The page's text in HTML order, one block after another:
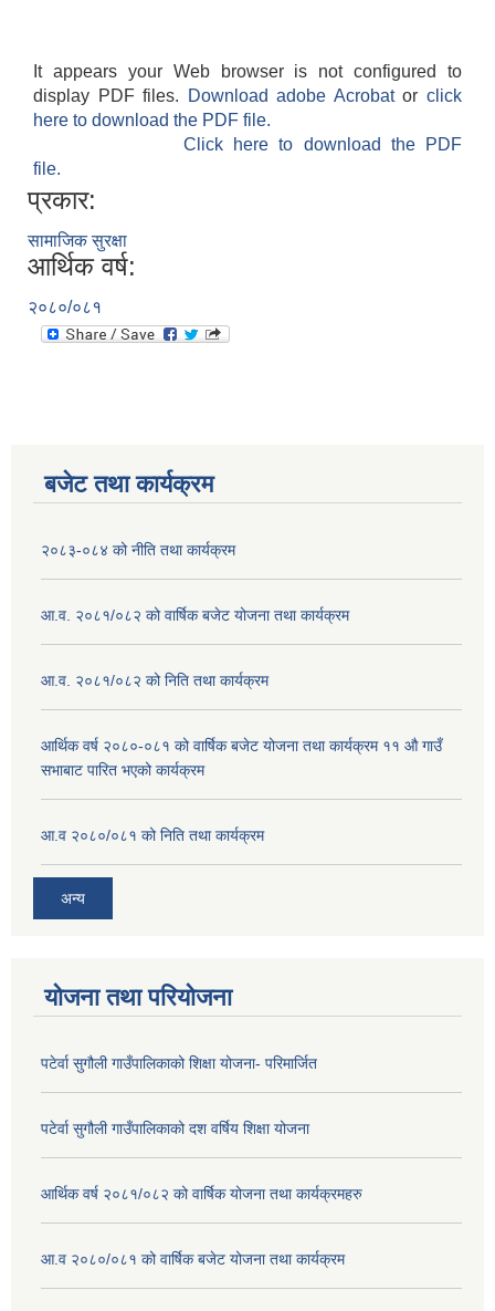
It appears your Web browser is not configured to
display PDF files.
Download adobe Acrobatorclick
here to download the PDF file.
Click here to download the PDF
file.
प्रकार:
सामाजिक सुरक्षा
आर्थिक वर्ष:
२०८०/०८१
बजेट तथा कार्यक्रम
२०८३-०८४ को नीति तथा कार्यक्रम
आ.व. २०८१/०८२ को वार्षिक बजेट योजना तथा कार्यक्रम
आ.व. २०८१/०८२ को निति तथा कार्यक्रम
आर्थिक वर्ष २०८०-०८१ को वार्षिक बजेट योजना तथा कार्यक्रम ११ औ गाउँ
सभाबाट पारित भएको कार्यक्रम
आ.व २०८०/०८१ को निति तथा कार्यक्रम
अन्य
योजना तथा परियोजना
पटेर्वा सुगौली गाउँपालिकाको शिक्षा योजना- परिमार्जित
पटेर्वा सुगौली गाउँपालिकाको दश वर्षिय शिक्षा योजना
आर्थिक वर्ष २०८१/०८२ को वार्षिक योजना तथा कार्यक्रमहरु
आ.व २०८०/०८१ को वार्षिक बजेट योजना तथा कार्यक्रम